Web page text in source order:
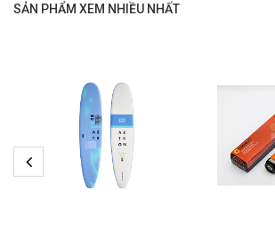
SẢN PHẨM XEM NHIỀU NHẤT